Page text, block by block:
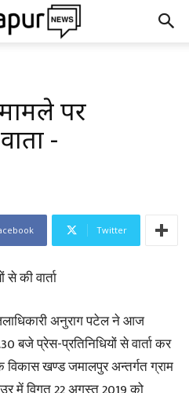
पर
-
Twitter
की वार्ता
अनुराग पटेल ने आज
बजे प्रेस-प्रतिनिधियों से वार्ता कर
खण्ड जमालपुर अन्तर्गत ग्राम